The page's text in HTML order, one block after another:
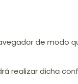
de modo
realizar dicha